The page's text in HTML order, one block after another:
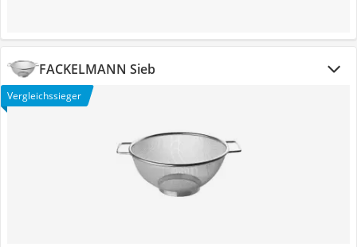
FACKELMANN Sieb
Vergleichssieger